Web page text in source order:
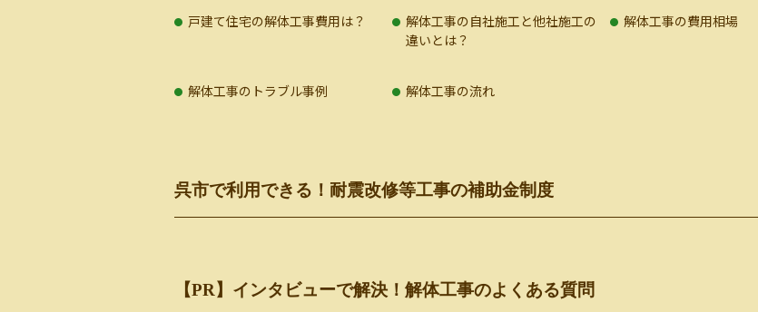
戸建て住宅の解体工事費用は？
解体工事の自社施工と他社施工の
違いとは？
解体工事の費用相場
解体工事のトラブル事例 解体工事の流れ
呉市で利用できる！耐震改修等工事の補助金制度
【PR】インタビューで解決！解体工事のよくある質問